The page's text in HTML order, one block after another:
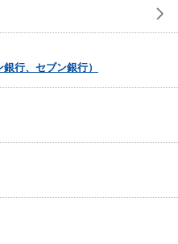
行、セブン銀行）